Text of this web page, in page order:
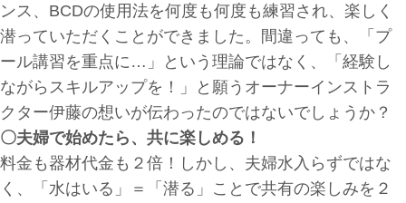
ンス、BCDの使用法を何度も何度も練習され、楽しく
潜っていただくことができました。間違っても、「プ
ール講習を重点に…」という理論ではなく、「経験し
ながらスキルアップを！」と願うオーナーインストラ
クター伊藤の想いが伝わったのではないでしょうか？
〇夫婦で始めたら、共に楽しめる！
料金も器材代金も２倍！しかし、夫婦水入らずではな
く、「水はいる」＝「潜る」ことで共有の楽しみを２